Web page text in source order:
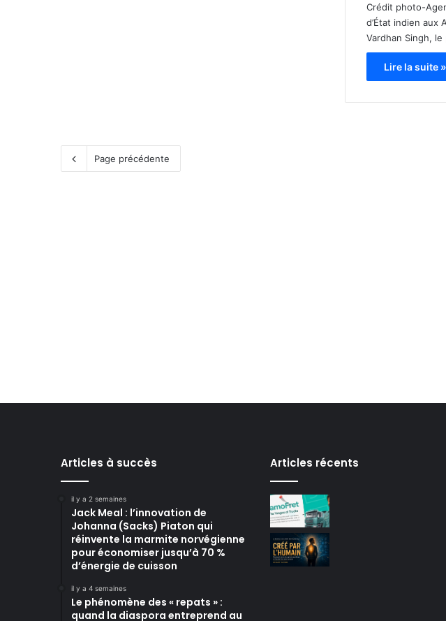
Crédit photo-
d’État indien aux
Vardhan Singh,
Lire la suite »
Page précédente
Articles à succès
il y a 2 semaines
Jack Meal : l’innovation de
Johanna (Sacks) Piaton qui
réinvente la marmite norvégienne
pour économiser jusqu’à 70 %
d’énergie de cuisson
il y a 4 semaines
Le phénomène des « repats » :
quand la diaspora entreprend au
Articles récents